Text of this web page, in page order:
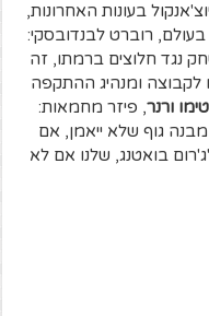
בעונות האחרונות,
רוברט לבנדובסקי:
נגד חלוצים ברמתו, זה
לקבוצה ומנהיג ההתקפה
טימו ורנר, פיזר מחמאות:
גוף שלא ייאמן, אם
בואטנג, שלנו אם לא